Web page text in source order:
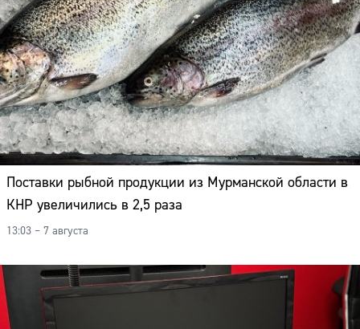
Поставки рыбной продукции из Мурманской области в
КНР увеличились в 2,5 раза
13:03 – 7 августа